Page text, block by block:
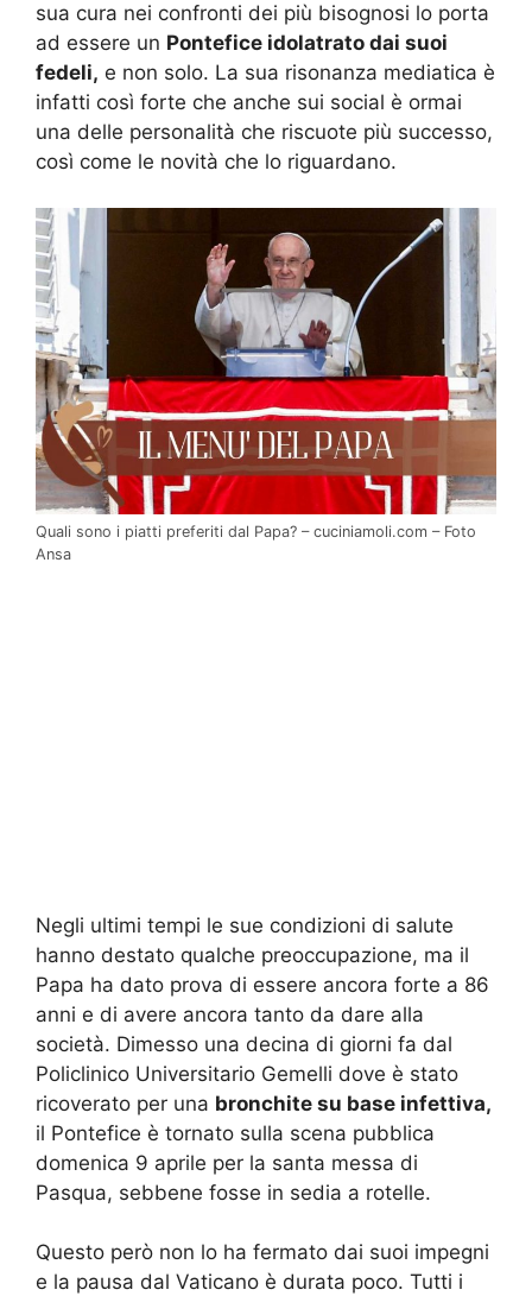
sua cura nei confronti dei più bisognosi lo porta
ad essere un Pontefice idolatrato dai suoi
fedeli, e non solo. La sua risonanza mediatica è
infatti così forte che anche sui social è ormai
una delle personalità che riscuote più successo,
così come le novità che lo riguardano.
Quali sono i piatti preferiti dal Papa? – cuciniamoli.com – Foto
Ansa
Negli ultimi tempi le sue condizioni di salute
hanno destato qualche preoccupazione, ma il
Papa ha dato prova di essere ancora forte a 86
anni e di avere ancora tanto da dare alla
società. Dimesso una decina di giorni fa dal
Policlinico Universitario Gemelli dove è stato
ricoverato per una bronchite su base infettiva,
il Pontefice è tornato sulla scena pubblica
domenica 9 aprile per la santa messa di
Pasqua, sebbene fosse in sedia a rotelle.
Questo però non lo ha fermato dai suoi impegni
e la pausa dal Vaticano è durata poco. Tutti i